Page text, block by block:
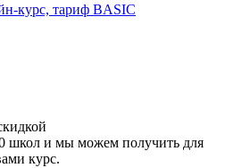
курс, тариф BASIC
школ и мы можем получить для
курс.